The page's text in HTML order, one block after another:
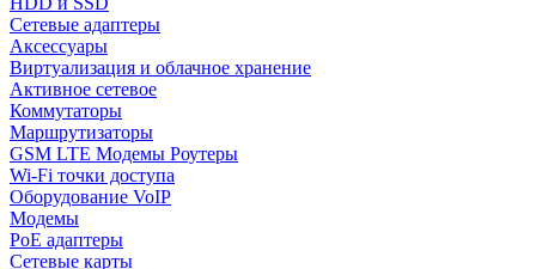
Сетевые адаптеры
Аксессуары
Виртуализация и облачное хранение
Активное сетевое
Коммутаторы
Маршрутизаторы
GSM LTE Модемы Роутеры
Wi-Fi точки доступа
Оборудование VoIP
Модемы
PoE адаптеры
Сетевые карты